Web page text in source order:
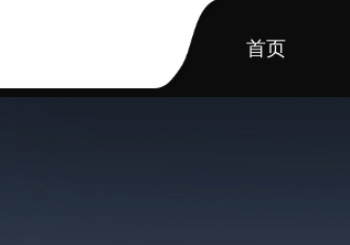
首页